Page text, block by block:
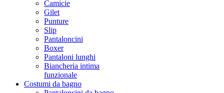
Camicie
Gilet
Punture
Slip
Pantaloncini
Boxer
Pantaloni lunghi
Biancheria intima
funzionale
Costumi da bagno